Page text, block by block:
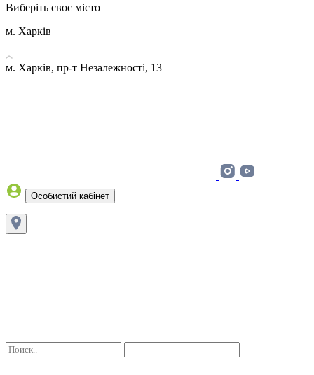
Виберіть своє місто
м. Харків
м. Харків, пр-т Незалежності, 13
Особистий кабінет